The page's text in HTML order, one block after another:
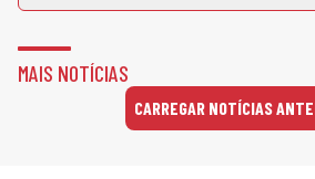
MAIS NOTÍCIAS
CARREGAR NOTÍCIAS